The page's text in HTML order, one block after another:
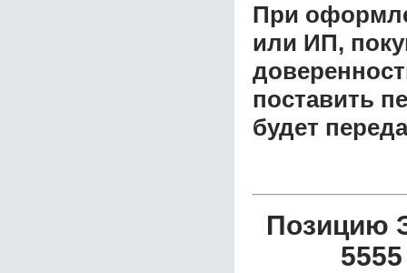
При
или ИП,
поставить
будет
Позицию